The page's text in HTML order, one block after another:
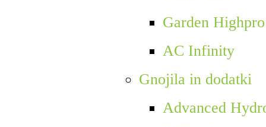
Garden Highpro
AC Infinity
Gnojila in dodatki
Advanced